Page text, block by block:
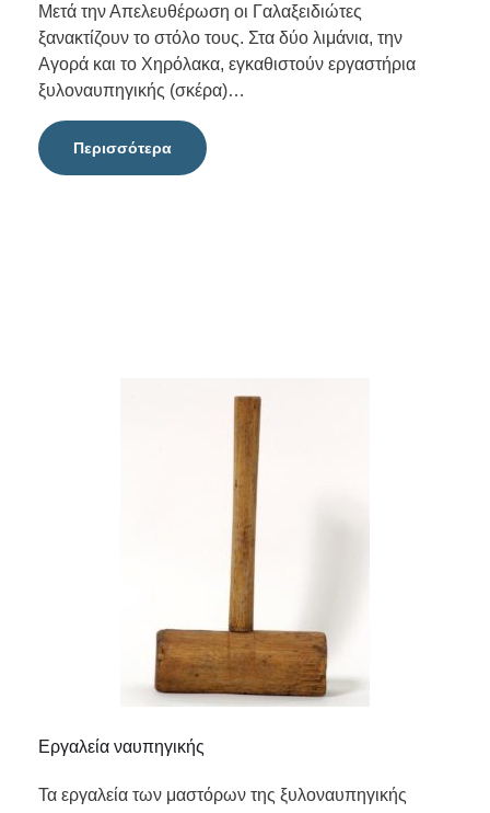
Μετά την Απελευθέρωση οι Γαλαξειδιώτες
ξανακτίζουν το στόλο τους. Στα δύο λιμάνια, την
Αγορά και το Χηρόλακα, εγκαθιστούν εργαστήρια
ξυλοναυπηγικής (σκέρα)…
Περισσότερα
Εργαλεία ναυπηγικής
Τα εργαλεία των μαστόρων της ξυλοναυπηγικής